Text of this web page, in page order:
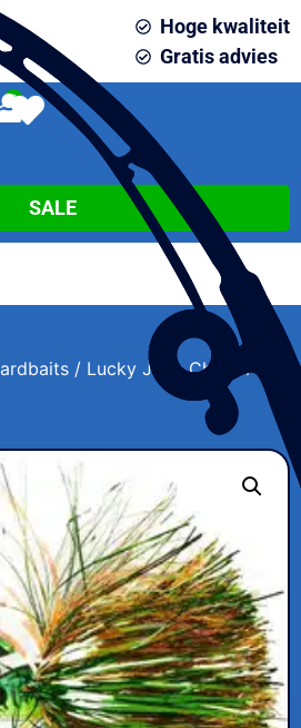
Hoge kwaliteit
Gratis advies
0
SALE
/ Lucky John Chatter Bait